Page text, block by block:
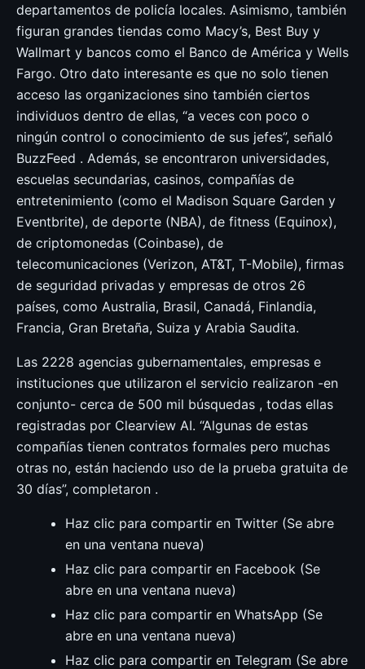
departamentos de policía locales. Asimismo, también
figuran grandes tiendas como Macy’s, Best Buy y
Wallmart y bancos como el Banco de América y Wells
Fargo. Otro dato interesante es que no solo tienen
acceso las organizaciones sino también ciertos
individuos dentro de ellas, “a veces con poco o
ningún control o conocimiento de sus jefes”, señaló
BuzzFeed . Además, se encontraron universidades,
escuelas secundarias, casinos, compañías de
entretenimiento (como el Madison Square Garden y
Eventbrite), de deporte (NBA), de fitness (Equinox),
de criptomonedas (Coinbase), de
telecomunicaciones (Verizon, AT&T, T-Mobile), firmas
de seguridad privadas y empresas de otros 26
países, como Australia, Brasil, Canadá, Finlandia,
Francia, Gran Bretaña, Suiza y Arabia Saudita.
Las 2228 agencias gubernamentales, empresas e
instituciones que utilizaron el servicio realizaron -en
conjunto- cerca de 500 mil búsquedas , todas ellas
registradas por Clearview AI. “Algunas de estas
compañías tienen contratos formales pero muchas
otras no, están haciendo uso de la prueba gratuita de
30 días”, completaron .
Haz clic para compartir en Twitter (Se abre
en una ventana nueva)
Haz clic para compartir en Facebook (Se
abre en una ventana nueva)
Haz clic para compartir en WhatsApp (Se
abre en una ventana nueva)
Haz clic para compartir en Telegram (Se abre